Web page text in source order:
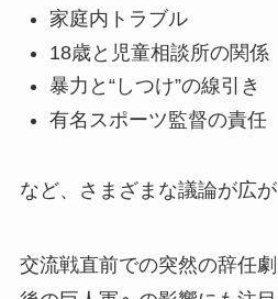
家庭内トラブル
18歳と児童相談所の関係
暴力と“しつけ”の線引き
有名スポーツ監督の責任
など、さまざまな議論が広が
交流戦直前での突然の辞任